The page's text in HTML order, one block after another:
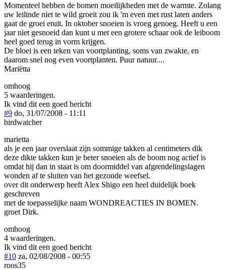
Momenteel hebben de bomen moeilijkheden met de warmte. Zolang
uw leilinde niet te wild groeit zou ik 'm even met rust laten anders
gaat de groei eruit. In oktober snoeien is vroeg genoeg. Heeft u een
jaar niet gesnoeid dan kunt u met een grotere schaar ook de leiboom
heel goed terug in vorm krijgen.
De bloei is een teken van voortplanting, soms van zwakte, en
daarom snel nog even voortplanten. Puur natuur....
Mariëtta
omhoog
5 waarderingen.
Ik vind dit een goed bericht
#9 do, 31/07/2008 - 11:11
birdwatcher
marietta
als je een jaar overslaat zijn sommige takken al centimeters dik
deze dikte takken kun je beter snoeien als de boom nog actief is
omdat hij dan in staat is om doormiddel van afgrendelingslagen
wonden af te sluiten van het gezonde weefsel.
over dit onderwerp heeft Alex Shigo een heel duidelijk boek
geschreven
met de toepasselijke naam WONDREACTIES IN BOMEN.
groet Dirk.
omhoog
4 waarderingen.
Ik vind dit een goed bericht
#10 za, 02/08/2008 - 00:55
roos35